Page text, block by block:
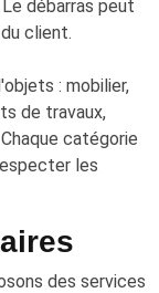
débarras peut
client.
: mobilier,
de travaux,
catégorie
les
des services